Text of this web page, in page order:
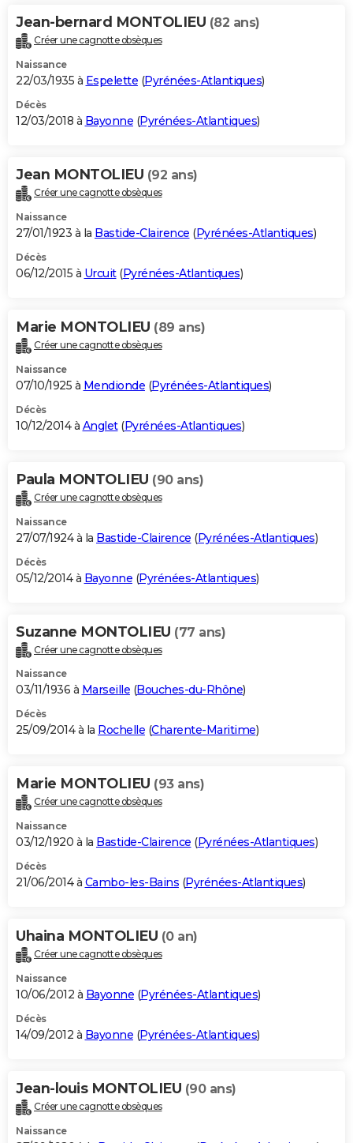
Jean-bernard MONTOLIEU (82 ans)
Créer une cagnotte obsèques
Naissance
22/03/1935 à Espelette (Pyrénées-Atlantiques)
Décès
12/03/2018 à Bayonne (Pyrénées-Atlantiques)
Jean MONTOLIEU (92 ans)
Créer une cagnotte obsèques
Naissance
27/01/1923 à la Bastide-Clairence (Pyrénées-Atlantiques)
Décès
06/12/2015 à Urcuit(Pyrénées-Atlantiques)
Marie MONTOLIEU (89 ans)
Créer une cagnotte obsèques
Naissance
07/10/1925 à Mendionde (Pyrénées-Atlantiques)
Décès
10/12/2014 à Anglet(Pyrénées-Atlantiques)
Paula MONTOLIEU (90 ans)
Créer une cagnotte obsèques
Naissance
27/07/1924 à la Bastide-Clairence (Pyrénées-Atlantiques)
Décès
05/12/2014 à Bayonne (Pyrénées-Atlantiques)
Suzanne MONTOLIEU (77 ans)
Créer une cagnotte obsèques
Naissance
03/11/1936 à Marseille (Bouches-du-Rhône)
Décès
25/09/2014 à la Rochelle (Charente-Maritime)
Marie MONTOLIEU (93 ans)
Créer une cagnotte obsèques
Naissance
03/12/1920 à la Bastide-Clairence (Pyrénées-Atlantiques)
Décès
21/06/2014 à Cambo-les-Bains (Pyrénées-Atlantiques)
Uhaina MONTOLIEU (0 an)
Créer une cagnotte obsèques
Naissance
10/06/2012 à Bayonne (Pyrénées-Atlantiques)
Décès
14/09/2012 à Bayonne (Pyrénées-Atlantiques)
Jean-louis MONTOLIEU (90 ans)
Créer une cagnotte obsèques
Naissance